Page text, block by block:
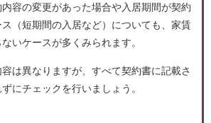
容の変更があった場合や入居期間が契約
（短期間の入居など）についても、家賃
いケースが多くみられます。
は異なりますが、すべて契約書に記載さ
にチェックを行いましょう。